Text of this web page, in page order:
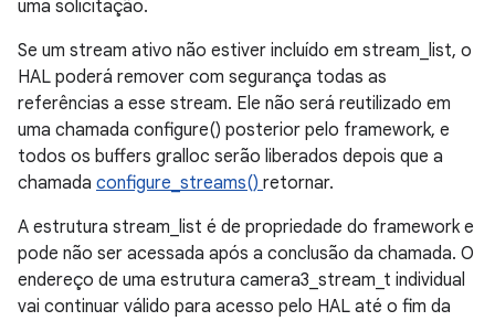
uma solicitação.
Se um stream ativo não estiver incluído em stream_list, o
HAL poderá remover com segurança todas as
referências a esse stream. Ele não será reutilizado em
uma chamada configure() posterior pelo framework, e
todos os buffers gralloc serão liberados depois que a
chamada configure_streams() retornar.
A estrutura stream_list é de propriedade do framework e
pode não ser acessada após a conclusão da chamada. O
endereço de uma estrutura camera3_stream_t individual
vai continuar válido para acesso pelo HAL até o fim da